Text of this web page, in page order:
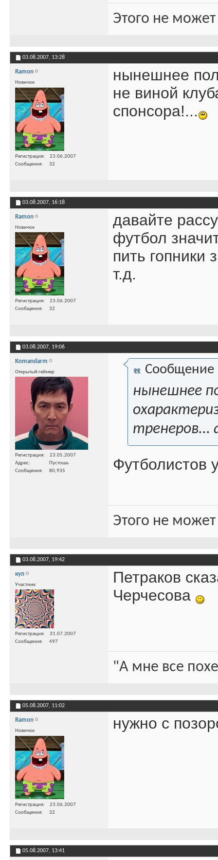
Этого не
03.08.2007, 13:28
Ramon
Новичок
Регистрация
23.06.2007
Сообщения
32
нынешнее
не виной
спонсора!...
03.08.2007, 16:18
Ramon
Новичок
Регистрация
23.06.2007
Сообщения
32
давайте
футбол
пить гопники
т.д.
03.08.2007, 19:06
Komandarm
Открытый геймер
Регистрация
23.05.2007
Адрес
Пустошь
Сообщения
80,935
Сообщение
нынешнее
тренеров...
Футболистов
Этого не
03.08.2007, 19:42
куп
Участник
Регистрация
31.07.2007
Сообщения
497
Петраков
Черчесова
"А мне все
05.08.2007, 11:02
Ramon
Новичок
Регистрация
23.06.2007
Сообщения
32
нужно с
05.08.2007, 13:41